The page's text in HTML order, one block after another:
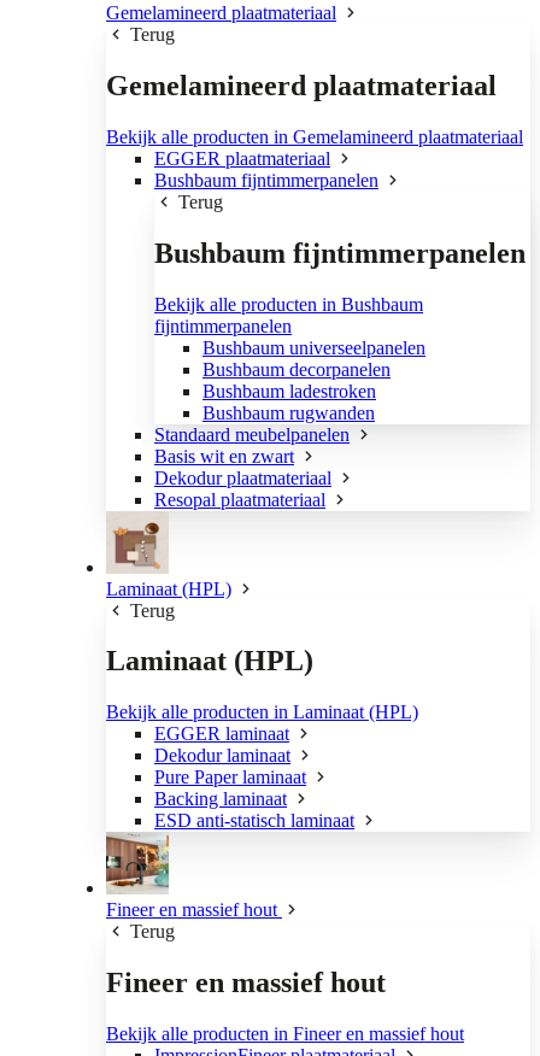
Gemelamineerd plaatmateriaal
Terug
Gemelamineerd plaatmateriaal
Bekijk alle producten in Gemelamineerd plaatmateriaal
EGGER plaatmateriaal
Bushbaum fijntimmerpanelen
Terug
Bushbaum fijntimmerpanelen
Bekijk alle producten in Bushbaum
fijntimmerpanelen
Bushbaum universeelpanelen
Bushbaum decorpanelen
Bushbaum ladestroken
Bushbaum rugwanden
Standaard meubelpanelen
Basis wit en zwart
Dekodur plaatmateriaal
Resopal plaatmateriaal
Laminaat (HPL)
Terug
Laminaat (HPL)
Bekijk alle producten in Laminaat (HPL)
EGGER laminaat
Dekodur laminaat
Pure Paper laminaat
Backing laminaat
ESD anti-statisch laminaat
Fineer en massief hout
Terug
Fineer en massief hout
Bekijk alle producten in Fineer en massief hout